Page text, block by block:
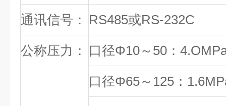
通讯信号： RS485或RS-232C
公称压力： 口径Φ10～50：
口径Φ65～125：